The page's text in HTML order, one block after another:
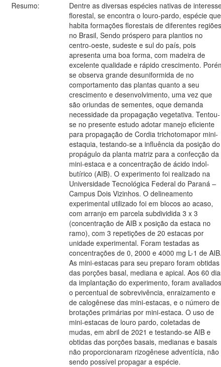
Resumo:
Dentre as diversas espécies nativas de
florestal, se encontra o louro-pardo, espécie que
habita formações florestais de diferentes regiões
no Brasil, Sendo próspero para plantios no
centro-oeste, sudeste e sul do país, pois
apresenta uma boa forma, com madeira de
excelente qualidade e rápido crescimento.
se observa grande desuniformida de no
comportamento das plantas quanto a seu
crescimento e desenvolvimento, uma vez que
são oriundas de sementes, oque demanda
necessidade da propagação vegetativa. Tentou-
se no presente estudo adotar manejo eficiente
para propagação de Cordia trichotomapor mini-
estaquia, testando-se a influência da posição do
propágulo da planta matriz para a confecção da
mini-estaca e a concentração de ácido indol-
butírico (AIB). O experimento foi realizado na
Universidade Tecnológica Federal do Paraná –
Campus Dois Vizinhos. O delineamento
experimental utilizado foi em blocos ao acaso,
com arranjo em parcela subdividida 3 x 3
(concentração de AIB x posição da estaca no
ramo), com 3 repetições de 20 estacas por
unidade experimental. Foram testadas as
concentrações de 0, 2000 e 4000 mg L-1 de
As mini-estacas para seu preparo foram obtidas
das porções basal, mediana e apical. Aos 60
da implantação do experimento, foram avaliados
o percentual de sobrevivência, enraizamento e
de calogênese das mini-estacas, e o número de
brotações primárias por mini-estaca. O uso de
mini-estacas de louro pardo, coletadas de
mudas, em abril de 2021 e testando-se AIB e
obtidas das porções basais, medianas e basais
não proporcionaram rizogênese adventícia, não
sendo possível propagar a espécie.